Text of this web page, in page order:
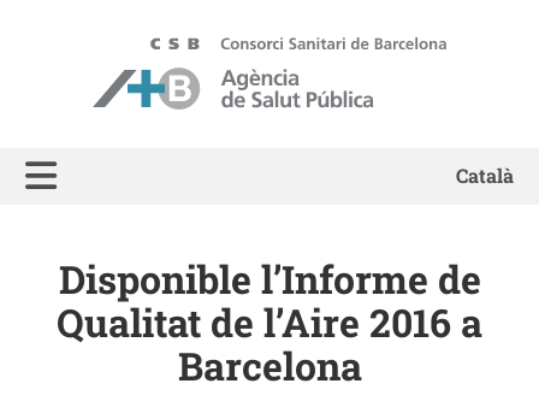
ASPB - Agència de Salut Pública de Barcelona
Català
Disponible l’Informe de
Qualitat de l’Aire 2016 a
Barcelona